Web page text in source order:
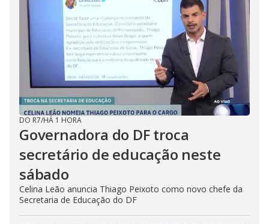
DO R7/HÁ 1 HORA
Governadora do DF troca
secretário de educação neste
sábado
Celina Leão anuncia Thiago Peixoto como novo chefe da
Secretaria de Educação do DF